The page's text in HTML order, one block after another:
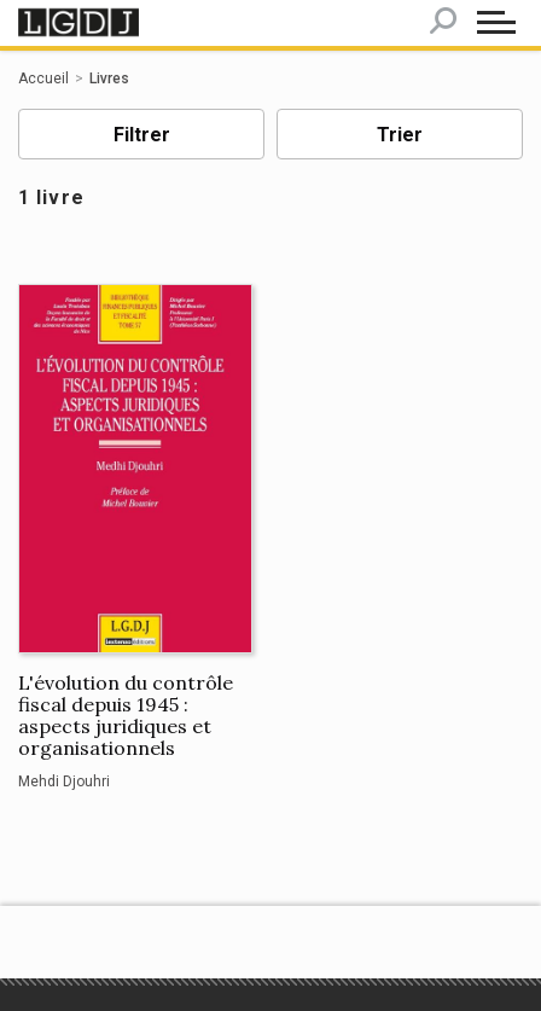
Accueil Livres
Filtrer Trier
1 livre
L'évolution du contrôle
fiscal depuis 1945 :
aspects juridiques et
organisationnels
Mehdi Djouhri
Panneau de gestion des cookies